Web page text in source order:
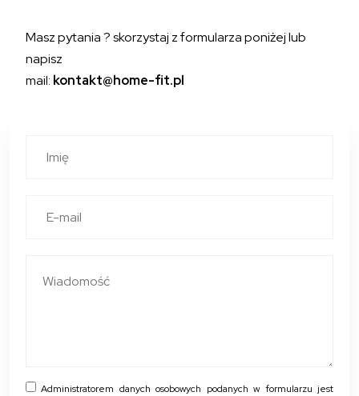
Masz pytania ? skorzystaj z formularza poniżej lub
napisz
mail: kontakt@home-fit.pl
Administratorem danych osobowych podanych w formularzu jest